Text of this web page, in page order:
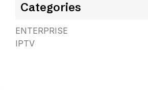
Categories
ENTERPRISE
IPTV